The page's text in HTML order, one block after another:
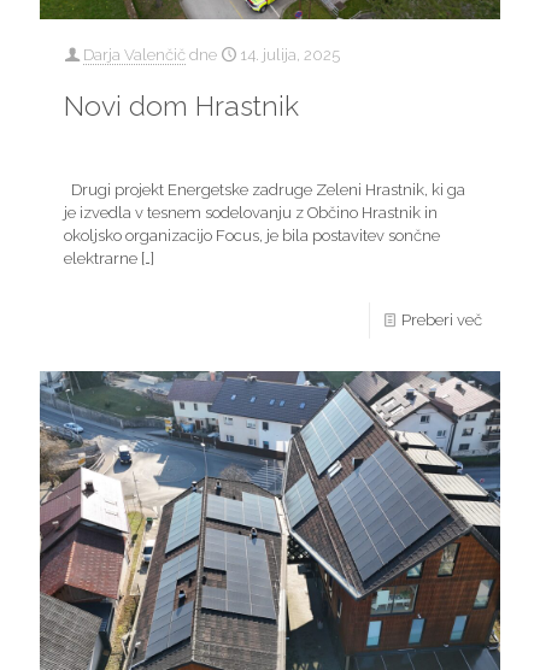
Darja Valenčič dne 14. julija, 2025
Novi dom Hrastnik
Drugi projekt Energetske zadruge Zeleni Hrastnik, ki ga
je izvedla v tesnem sodelovanju z Občino Hrastnik in
okoljsko organizacijo Focus, je bila postavitev sončne
elektrarne […]
Preberi več